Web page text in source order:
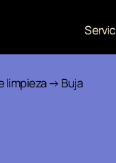
limpieza → Buja